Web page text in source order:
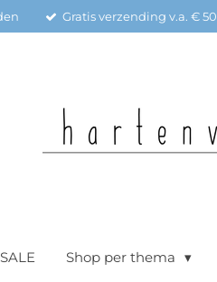
Gratis verzending v.a. € 50
SALE Shop per thema